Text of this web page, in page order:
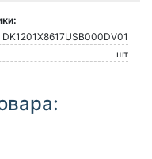
DK1201Х8617USB000DV01
шт